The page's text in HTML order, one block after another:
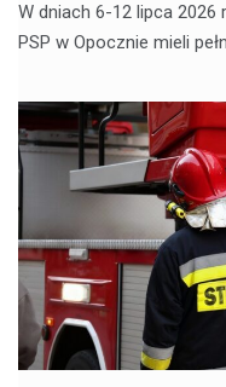
W dniach 6-12 lipca
PSP w Opocznie mieli